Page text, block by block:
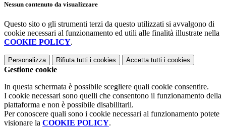
Nessun contenuto da visualizzare
Questo sito o gli strumenti terzi da questo utilizzati si avvalgono di
cookie necessari al funzionamento ed utili alle finalità illustrate nella
COOKIE POLICY.
Personalizza Rifiuta tutti i cookies Accetta tutti i cookies
Gestione cookie
In questa schermata è possibile scegliere quali cookie consentire.
I cookie necessari sono quelli che consentono il funzionamento della
piattaforma e non è possibile disabilitarli.
Per conoscere quali sono i cookie necessari al funzionamento potete
visionare la COOKIE POLICY.